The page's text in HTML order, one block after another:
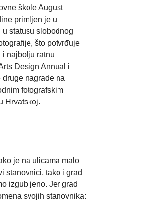
škole August
primljen je u
statusu slobodnog
što potvrđuje
i najbolju ratnu
Design Annual i
nagrade na
fotografskim
Hrvatskoj.
je na ulicama malo
stanovnici, tako i grad
izgubljeno. Jer grad
svojih stanovnika: